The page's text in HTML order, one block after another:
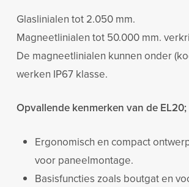
Glaslinialen tot 2.050 mm.
Magneetlinialen tot 50.000 mm.
De magneetlinialen kunnen onder
werken IP67 klasse.
Opvallende kenmerken van de EL20;
Ergonomisch en compact
voor paneelmontage.
Basisfuncties zoals boutgat en